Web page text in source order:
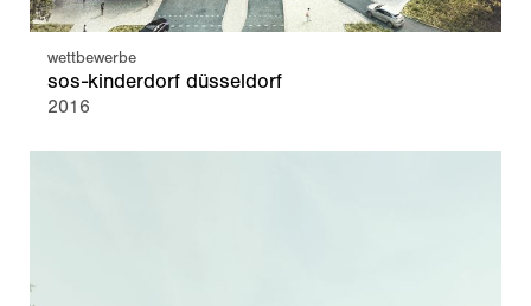
wettbewerbe
sos-kinderdorf düsseldorf
2016